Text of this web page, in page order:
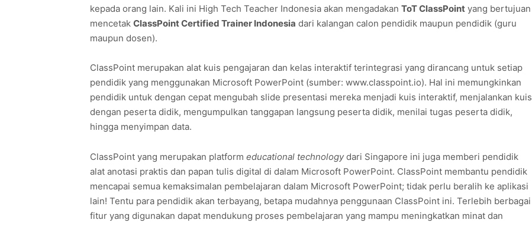
kepada orang lain. Kali ini High Tech Teacher Indonesia akan mengadakan ToT ClassPoint yang bertujuan
mencetak ClassPoint Certified Trainer Indonesia dari kalangan calon pendidik maupun pendidik (guru
maupun dosen).
ClassPoint merupakan alat kuis pengajaran dan kelas interaktif terintegrasi yang dirancang untuk setiap
pendidik yang menggunakan Microsoft PowerPoint (sumber: www.classpoint.io). Hal ini memungkinkan
pendidik untuk dengan cepat mengubah slide presentasi mereka menjadi kuis interaktif, menjalankan kuis
dengan peserta didik, mengumpulkan tanggapan langsung peserta didik, menilai tugas peserta didik,
hingga menyimpan data.
ClassPoint yang merupakan platform educational technologydari Singapore ini juga memberi pendidik
alat anotasi praktis dan papan tulis digital di dalam Microsoft PowerPoint. ClassPoint membantu pendidik
mencapai semua kemaksimalan pembelajaran dalam Microsoft PowerPoint; tidak perlu beralih ke aplikasi
lain! Tentu para pendidik akan terbayang, betapa mudahnya penggunaan ClassPoint ini. Terlebih berbagai
fitur yang digunakan dapat mendukung proses pembelajaran yang mampu meningkatkan minat dan